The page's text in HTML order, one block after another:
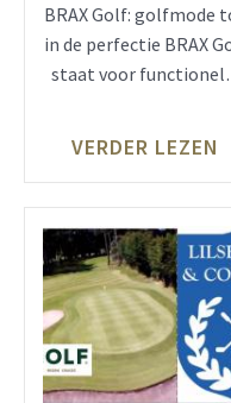
BRAX Golf: golfmode
in de perfectie BRAX
staat voor
VERDER LEZEN